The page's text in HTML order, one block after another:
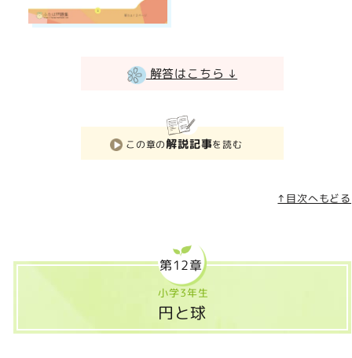
解答はこちら ↓
この章の解説記事を読む
↑目次へもどる
第12章
小学3年生
円と球